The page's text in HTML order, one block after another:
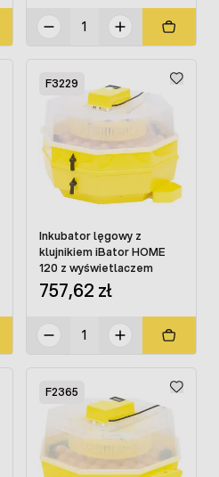
F3229
Inkubator lęgowy z
klujnikiem iBator HOME
120 z wyświetlaczem
757,62 zł
F2365